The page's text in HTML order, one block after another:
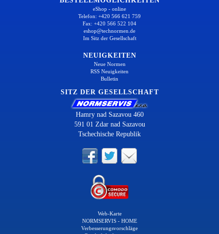
eShop - online
Telefon: +420 566 621 759
Fax: +420 566 522 104
eshop@technormen.de
Im Sitz der Gesellschaft
NEUIGKEITEN
Neue Normen
RSS Neuigkeiten
Bulletin
SITZ DER GESELLSCHAFT
Hamry nad Sazavou 460
591 01 Zdar nad Sazavou
Tschechische Republik
Web-Karte
NORMSERVIS - HOME
Verbesserungsvorschläge